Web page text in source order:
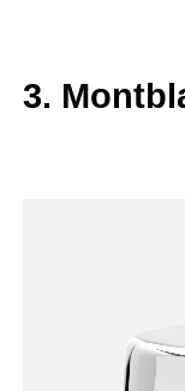
3.